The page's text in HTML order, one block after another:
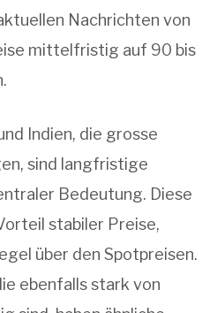
Nachrichten von
mittelfristig auf 90 bis
Indien, die grosse
sind langfristige
Bedeutung. Diese
stabiler Preise,
über den Spotpreisen.
ebenfalls stark von